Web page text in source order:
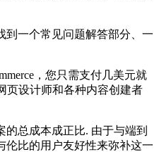
一个常见问题解答部分、一
，您只需支付几美元就
页设计师和各种内容创建者
总成本成正比. 由于与端到
伦比的用户友好性来弥补这一